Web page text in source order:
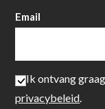
Email
Ik ontvang
privacybeleid.